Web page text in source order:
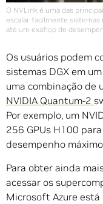
O NVLink é uma das
escalar facilmente sistemas
até um exaflop de
Os usuários podem
sistemas DGX em
uma combinação de
NVIDIA Quantum-2
Por exemplo, um
256 GPUs H100
desempenho
Para obter ainda
acessar os
Microsoft Azure